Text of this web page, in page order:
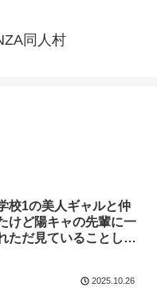
同人村
校1の美人ギャルと仲
けど陽キャの先輩に一
ただ見ていることしか
2025.10.26